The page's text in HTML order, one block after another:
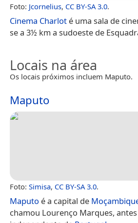
Foto: Jcornelius, CC BY-SA 3.0.
Cinema Charlot é uma sala de
se a 3½ km a sudoeste de
Locais na área
Os locais próximos incluem Maputo.
Maputo
Foto: Simisa, CC BY-SA 3.0.
Maputo é a capital de
chamou Lourenço Marques,